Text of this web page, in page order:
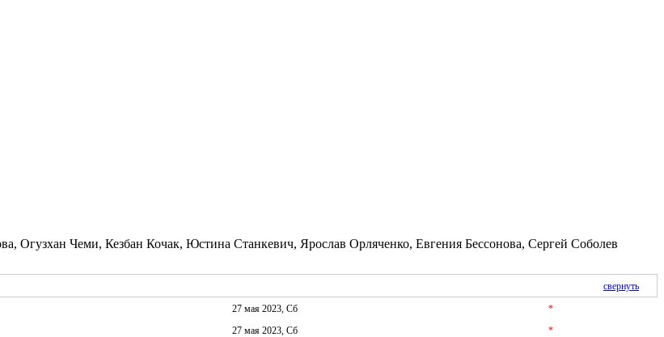
Огузхан Чеми, Кезбан Кочак, Юстина Станкевич, Ярослав Орляченко, Евгения Бессонова, Сергей Соболев
свернуть
27 мая 2023, Сб
*
27 мая 2023, Сб
*